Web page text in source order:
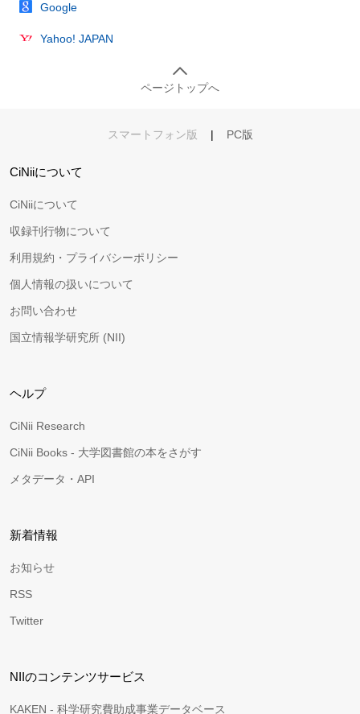
Google
Yahoo! JAPAN
ページトップへ
スマートフォン版 | PC版
CiNiiについて
CiNiiについて
収録刊行物について
利用規約・プライバシーポリシー
個人情報の扱いについて
お問い合わせ
国立情報学研究所 (NII)
ヘルプ
CiNii Research
CiNii Books - 大学図書館の本をさがす
メタデータ・API
新着情報
お知らせ
RSS
Twitter
NIIのコンテンツサービス
KAKEN - 科学研究費助成事業データベース